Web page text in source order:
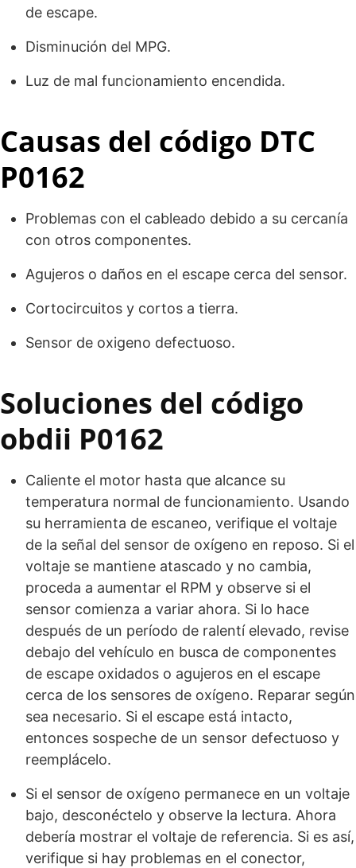
de escape.
Disminución del MPG.
Luz de mal funcionamiento encendida.
Causas del código DTC
P0162
Problemas con el cableado debido a su cercanía
con otros componentes.
Agujeros o daños en el escape cerca del sensor.
Cortocircuitos y cortos a tierra.
Sensor de oxigeno defectuoso.
Soluciones del código
obdii P0162
Caliente el motor hasta que alcance su
temperatura normal de funcionamiento. Usando
su herramienta de escaneo, verifique el voltaje
de la señal del sensor de oxígeno en reposo. Si el
voltaje se mantiene atascado y no cambia,
proceda a aumentar el RPM y observe si el
sensor comienza a variar ahora. Si lo hace
después de un período de ralentí elevado, revise
debajo del vehículo en busca de componentes
de escape oxidados o agujeros en el escape
cerca de los sensores de oxígeno. Reparar según
sea necesario. Si el escape está intacto,
entonces sospeche de un sensor defectuoso y
reemplácelo.
Si el sensor de oxígeno permanece en un voltaje
bajo, desconéctelo y observe la lectura. Ahora
debería mostrar el voltaje de referencia. Si es así,
verifique si hay problemas en el conector,